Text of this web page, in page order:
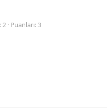
2 Puanları 3